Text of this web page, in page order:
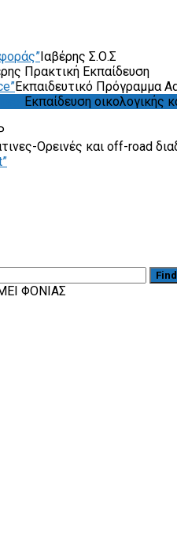
Ιαβέρης Σ.Ο.Σ
Πρακτική Εκπαίδευση
Εκπαιδευτικό Πρόγραμμα
Εκπαίδευση οικολογικής
Ορεινές και off-road
Find
ΦΟΝΙΆΣ